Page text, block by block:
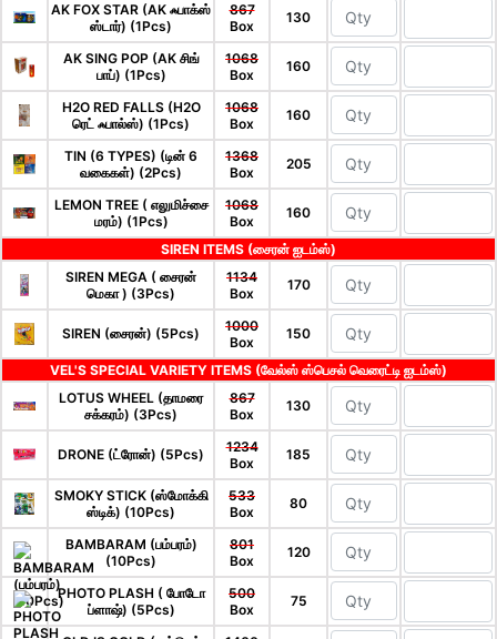
AK FOX STAR (AK ஃபாக்ஸ்
ஸ்டார்) (1Pcs)
867
Box
130
AK SING POP (AK சிங்
பாப்) (1Pcs)
1068
Box
160
H2O RED FALLS (H2O
ரெட் ஃபால்ஸ்) (1Pcs)
1068
Box
160
TIN (6 TYPES) (டின் 6
வகைகள்) (2Pcs)
1368
Box
205
LEMON TREE ( எலுமிச்சை
மரம்) (1Pcs)
1068
Box
160
SIREN ITEMS (சைரன் ஐடம்ஸ்)
SIREN MEGA ( சைரன்
மெகா ) (3Pcs)
1134
Box
170
SIREN (சைரன்) (5Pcs)
1000
Box
150
VEL'S SPECIAL VARIETY ITEMS (வேல்ஸ் ஸ்பெசல் வெரைட்டி ஐடம்ஸ்)
LOTUS WHEEL (தாமரை
சக்கரம்) (3Pcs)
867
Box
130
DRONE (ட்ரோன்) (5Pcs)
1234
Box
185
SMOKY STICK (ஸ்மோக்கி
ஸ்டிக்) (10Pcs)
533
Box
80
BAMBARAM (பம்பரம்)
(10Pcs)
801
Box
120
PHOTO PLASH ( போடோ
ப்ளாஷ்) (5Pcs)
500
Box
75